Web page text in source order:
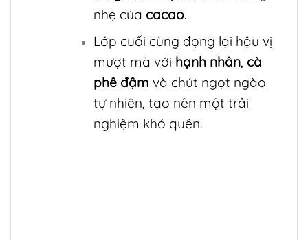
nhẹ của cacao.
Lớp cuối cùng đọng lại hậu vị
mượt mà với hạnh nhân, cà
phê đậm và chút ngọt ngào
tự nhiên, tạo nên một trải
nghiệm khó quên.